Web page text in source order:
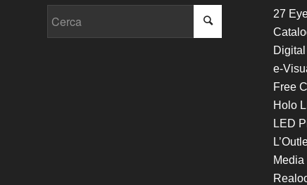
27
e-
Free
Holo
LED
Media